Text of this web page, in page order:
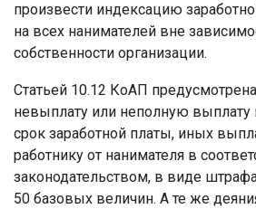
произвести индексацию
на всех нанимателей вне
собственности организации.
Статьей 10.12 КоАП
невыплату или неполную выплату
срок заработной платы, иных
работнику от нанимателя в
законодательством, в виде
50 базовых величин. А те же